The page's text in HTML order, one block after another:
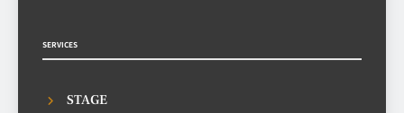
SERVICES
STAGE